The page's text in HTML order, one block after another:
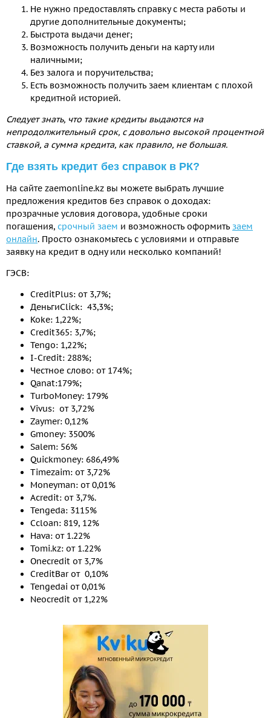
Не нужно предоставлять справку с места работы и
другие дополнительные документы;
Быстрота выдачи денег;
Возможность получить деньги на карту или
наличными;
Без залога и поручительства;
Есть возможность получить заем клиентам с плохой
кредитной историей.
Следует знать, что такие кредиты выдаются на
непродолжительный срок, с довольно высокой процентной
ставкой, а сумма кредита, как правило, не большая.
Где взять кредит без справок в РК?
На сайте zaemonline.kz вы можете выбрать лучшие
предложения кредитов без справок о доходах:
прозрачные условия договора, удобные сроки
погашения, срочный заем и возможность оформить заем
онлайн. Просто ознакомьтесь с условиями и отправьте
заявку на кредит в одну или несколько компаний!
ГЭСВ:
CreditPlus: от 3,7%;
ДеньгиClick: 43,3%;
Koke: 1,22%;
Credit365: 3,7%;
Tengo: 1,22%;
I-Credit: 288%;
Честное слово: от 174%;
Qanat:179%;
TurboMoney: 179%
Vivus: от 3,72%
Zaymer: 0,12%
Gmoney: 3500%
Salem: 56%
Quickmoney: 686,49%
Timezaim: от 3,72%
Moneyman: от 0,01%
Acredit: от 3,7%.
Tengeda: 3115%
Ccloan: 819, 12%
Hava: от 1.22%
Tomi.kz: от 1.22%
Onecredit от 3,7%
CreditBar от 0,10%
Tengedai от 0,01%
Neocredit от 1,22%